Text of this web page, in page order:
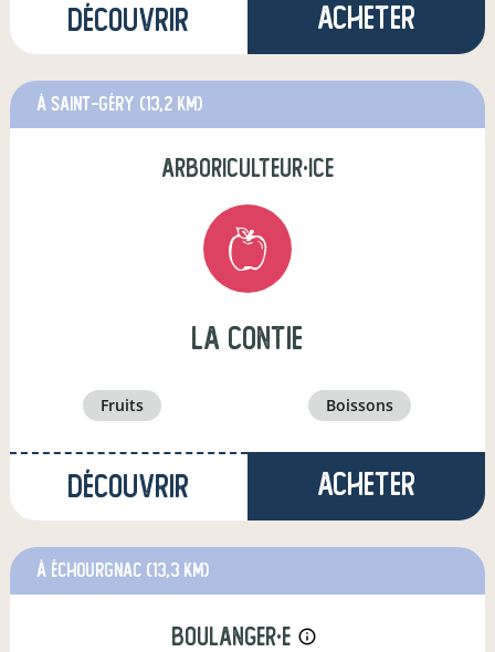
Découvrir Acheter
à Saint-Géry (13,2 km)
arboriculteur·ice
La Contie
fruits boissons
Découvrir Acheter
à Échourgnac (13,3 km)
boulanger·e info_outline